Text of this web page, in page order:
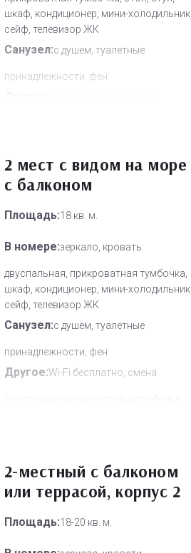
шкаф, кондиционер, мини-холодильник,
сейф, телевизор ЖК
Санузел:с душем, туалетные
принадлежности, фен
Дополнительное место:
2 мест с видом на море
с балконом
Площадь:18 кв. м.
В номере:зеркало, кровать
двуспальная, прикроватная тумбочка,
шкаф, кондиционер, мини-холодильник,
сейф, телевизор ЖК
Санузел:с душем, туалетные
принадлежности, фен
Другое:Wi-Fi бесплатно, смена
2-местный с балконом
или террасой, корпус 2
Площадь:18-20 кв. м.